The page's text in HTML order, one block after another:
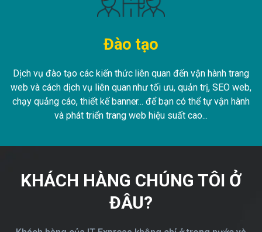
Đào tạo
Dịch vụ đào tạo các kiến thức liên quan đến vận hành trang
web và cách dịch vụ liên quan như tối ưu, quản trị, SEO web,
chạy quảng cáo, thiết kế banner... để bạn có thể tự vận hành
và phát triển trang web hiệu suất cao...
KHÁCH HÀNG CHÚNG TÔI Ở
ĐÂU?